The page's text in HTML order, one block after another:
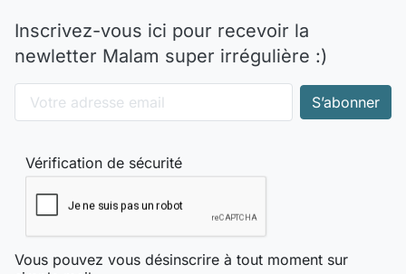
Inscrivez-vous ici pour recevoir la
newletter Malam super irrégulière :)
Vérification de sécurité
Vous pouvez vous désinscrire à tout moment sur